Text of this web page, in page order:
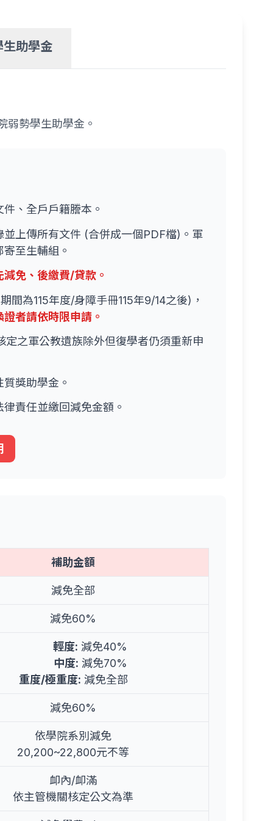
生助學金
弱勢學生助學金。
、全戶戶籍謄本。
並上傳所有文件 (合併成一個PDF檔)。軍
至生輔組。
免、後繳費/貸款。
間為115年度/身障手冊115年9/14之後)，
證者請依時限申請。
定之軍公教遺族除外但復學者仍須重新申
獎助學金。
責任並繳回減免金額。
補助金額
減免全部
減免60%
輕度: 減免40%
中度: 減免70%
重度/極重度: 減免全部
減免60%
依學院系別減免
20,200~22,800元不等
卹內/卹滿
依主管機關核定公文為準